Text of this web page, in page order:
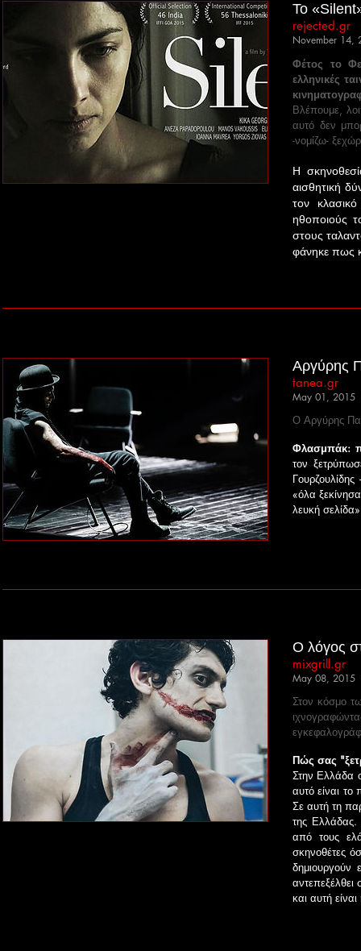
Το
rejected.gr
November 14,
Φέτος το
ελληνικές
Βλέπουμε,
αυτό δεν
-νομίζω-
Η
αισθητική
τον
ηθοποιούς
στους
φάνηκε πως
Αργύρης
tanea.gr
May 01, 2015
Ο Αργύρης
Φλασμπάκ:
τον
«όλα
λευκή
Ο λόγος
mixgrill.gr
May 08, 2015
Στον κόσμο
Πώς σας
Στην Ελλάδα
αυτό είναι το
Σε αυτή τη
της Ελλάδας.
από τους
σκηνοθέτες
δημιουργούν
και αυτή